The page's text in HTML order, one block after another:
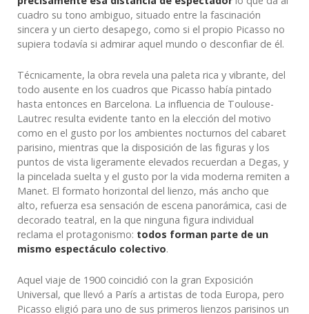
cuadro su tono ambiguo, situado entre la fascinación
sincera y un cierto desapego, como si el propio Picasso no
supiera todavía si admirar aquel mundo o desconfiar de él.
Técnicamente, la obra revela una paleta rica y vibrante, del
todo ausente en los cuadros que Picasso había pintado
hasta entonces en Barcelona. La influencia de Toulouse-
Lautrec resulta evidente tanto en la elección del motivo
como en el gusto por los ambientes nocturnos del cabaret
parisino, mientras que la disposición de las figuras y los
puntos de vista ligeramente elevados recuerdan a Degas, y
la pincelada suelta y el gusto por la vida moderna remiten a
Manet. El formato horizontal del lienzo, más ancho que
alto, refuerza esa sensación de escena panorámica, casi de
decorado teatral, en la que ninguna figura individual
reclama el protagonismo: todos forman parte de un
mismo espectáculo colectivo.
Aquel viaje de 1900 coincidió con la gran Exposición
Universal, que llevó a París a artistas de toda Europa, pero
Picasso eligió para uno de sus primeros lienzos parisinos un